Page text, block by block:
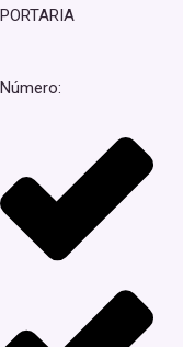
PORTARIA
Número: